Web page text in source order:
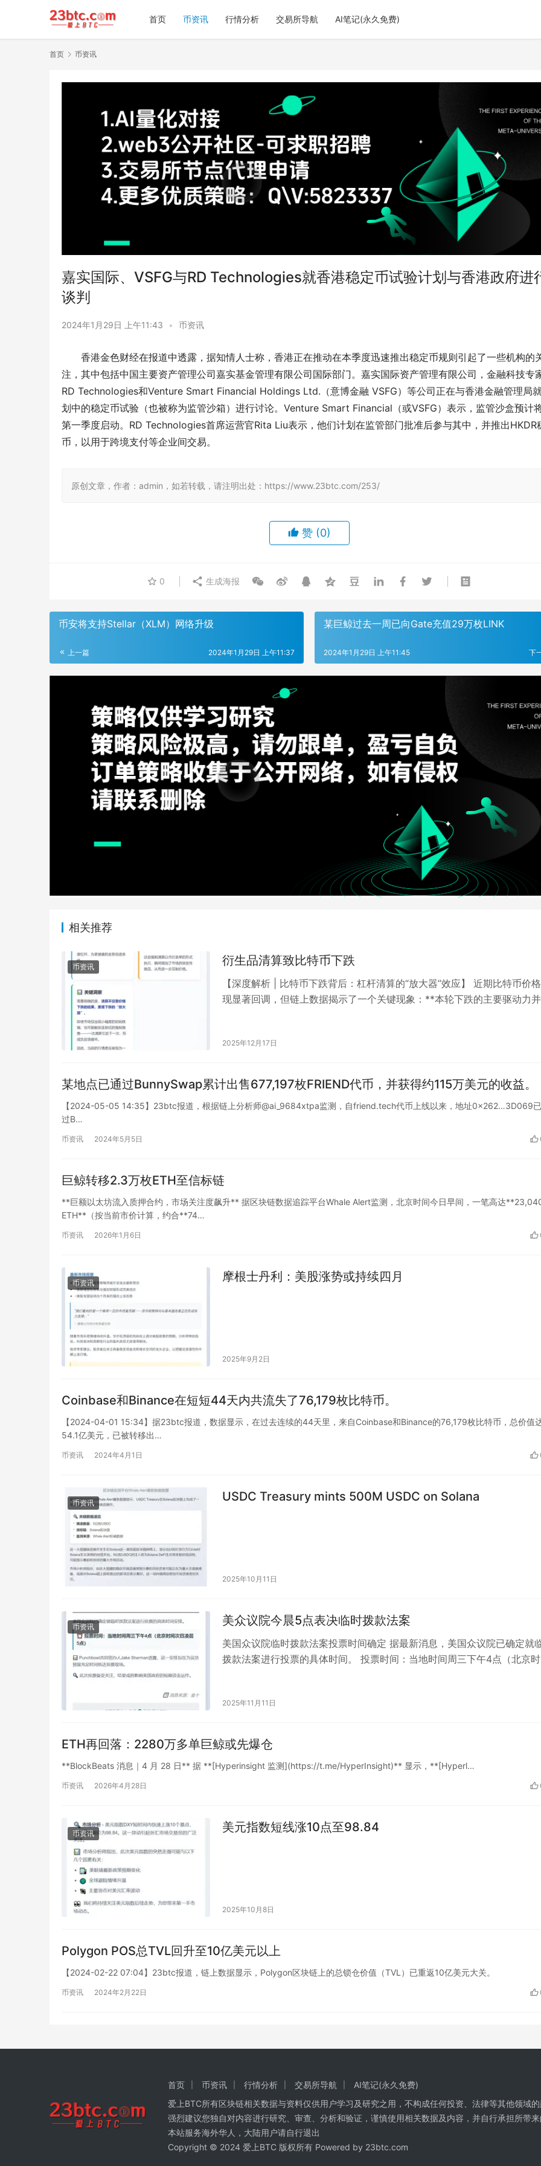
首页 币资讯 行情分析 交易所导航 AI笔记(永久免费)
首页 币资讯
嘉实国际、VSFG与RD Technologies就香港稳定币试验计划与香港政府进
谈判
2024年1月29日 上午11:43 • 币资讯
香港金色财经在报道中透露，据知情人士称，香港正在推动在本季度迅速推出稳定币规则引起了一些机构的
注，其中包括中国主要资产管理公司嘉实基金管理有限公司国际部门。嘉实国际资产管理有限公司，金融科技专
RD Technologies和Venture Smart Financial Holdings Ltd.（意博金融 VSFG）等公司正在与香港金融管理局
划中的稳定币试验（也被称为监管沙箱）进行讨论。Venture Smart Financial（或VSFG）表示，监管沙盒预计
第一季度启动。RD Technologies首席运营官Rita Liu表示，他们计划在监管部门批准后参与其中，并推出HKDR
币，以用于跨境支付等企业间交易。
原创文章，作者：admin，如若转载，请注明出处：https://www.23btc.com/253/
赞 (0)
0 生成海报
币安将支持Stellar（XLM）网络升级
上一篇 2024年1月29日 上午11:37
某巨鲸过去一周已向Gate充值29万枚LINK
下
2024年1月29日 上午11:45
相关推荐
币资讯 衍生品清算致比特币下跌
【深度解析 | 比特币下跌背后：杠杆清算的“放大器”效应】 近期比特币价
现显著回调，但链上数据揭示了一个关键现象：**本轮下跌的主要驱动力
2025年12月17日
某地点已通过BunnySwap累计出售677,197枚FRIEND代币，并获得约115万美元的收益。
【2024-05-05 14:35】23btc报道，根据链上分析师@ai_9684xtpa监测，自friend.tech代币上线以来，地址0x262…3D069
过B…
币资讯 2024年5月5日
巨鲸转移2.3万枚ETH至信标链
**巨额以太坊流入质押合约，市场关注度飙升** 据区块链数据追踪平台Whale Alert监测，北京时间今日早间，一笔高达
ETH**（按当前市价计算，约合**74…
币资讯 2026年1月6日
币资讯 摩根士丹利：美股涨势或持续四月
2025年9月2日
Coinbase和Binance在短短44天内共流失了76,179枚比特币。
【2024-04-01 15:34】据23btc报道，数据显示，在过去连续的44天里，来自Coinbase和Binance的76,179枚比特币，总价值
54.1亿美元，已被转移出…
币资讯 2024年4月1日
币资讯 USDC Treasury mints 500M USDC on Solana
2025年10月11日
币资讯 美众议院今晨5点表决临时拨款法案
美国众议院临时拨款法案投票时间确定 据最新消息，美国众议院已确定就
拨款法案进行投票的具体时间。 投票时间：当地时间周三下午4点（北京
2025年11月11日
ETH再回落：2280万多单巨鲸或先爆仓
**BlockBeats 消息｜4 月 28 日** 据 **[Hyperinsight 监测](https://t.me/HyperInsight)** 显示，**[Hyperl…
币资讯 2026年4月28日
币资讯 美元指数短线涨10点至98.84
2025年10月8日
Polygon POS总TVL回升至10亿美元以上
【2024-02-22 07:04】23btc报道，链上数据显示，Polygon区块链上的总锁仓价值（TVL）已重返10亿美元大关。
币资讯 2024年2月22日
首页 币资讯 行情分析 交易所导航
AI笔记(永久免费)
爱上BTC所有区块链相关数据与资料仅供用户学习及研究之用，不构成任何投资、法律等其他领域
强烈建议您独自对内容进行研究、审查、分析和验证，谨慎使用相关数据及内容，并自行承担所带
本站服务海外华人，大陆用户请自行退出
Copyright © 2024 爱上BTC 版权所有 Powered by 23btc.com